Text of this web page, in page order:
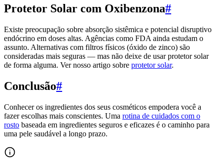
Protetor Solar com Oxibenzona#
Existe preocupação sobre absorção sistêmica e potencial disruptivo
endócrino em doses altas. Agências como FDA ainda estudam o
assunto. Alternativas com filtros físicos (óxido de zinco) são
consideradas mais seguras — mas não deixe de usar protetor solar
de forma alguma. Ver nosso artigo sobre protetor solar.
Conclusão#
Conhecer os ingredientes dos seus cosméticos empodera você a
fazer escolhas mais conscientes. Uma rotina de cuidados com o
rosto baseada em ingredientes seguros e eficazes é o caminho para
uma pele saudável a longo prazo.